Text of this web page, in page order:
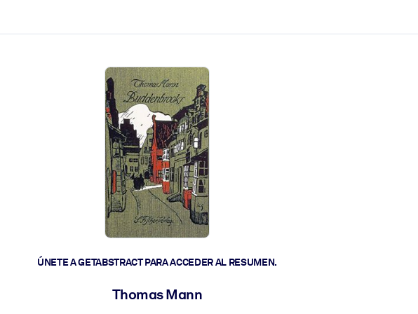
ÚNETE A GETABSTRACT PARA ACCEDER AL RESUMEN.
Thomas Mann